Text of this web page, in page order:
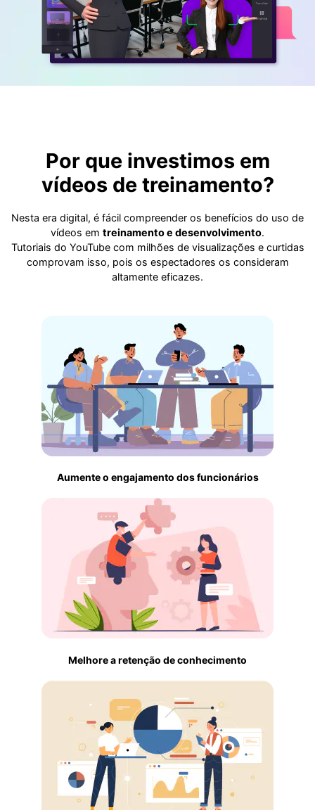
Por que investimos em
vídeos de treinamento?
Nesta era digital, é fácil compreender os benefícios do uso de
vídeos em treinamento e desenvolvimento.
Tutoriais do YouTube com milhões de visualizações e curtidas
comprovam isso, pois os espectadores os consideram
altamente eficazes.
Aumente o engajamento dos funcionários
Melhore a retenção de conhecimento